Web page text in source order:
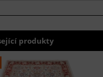
produkty